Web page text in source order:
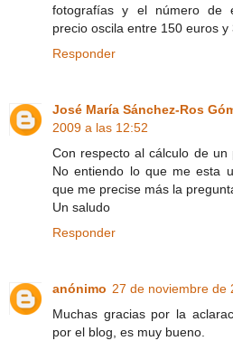
fotografías y el número de
precio oscila entre 150 euros y
Responder
José María Sánchez-Ros
2009 a las 12:52
Con respecto al cálculo de un
No entiendo lo que me esta
que me precise más la
Un saludo
Responder
anónimo 27 de noviembre de
Muchas gracias por la
por el blog, es muy bueno.